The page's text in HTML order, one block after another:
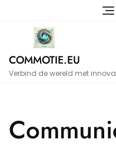
COMMOTIE.EU
Verbind de wereld met